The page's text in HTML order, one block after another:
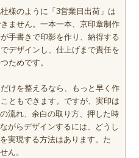
様のように「3営業日出荷」は
ません。一本一本、京印章制作
手書きで印影を作り、納得する
でデザインし、仕上げまで責任を
ためです。
けを整えるなら、もっと早く作
ともできます。ですが、実印は
流れ、余白の取り方、押した時
がらデザインするには、どうし
実現する方法はあります。た
ん。